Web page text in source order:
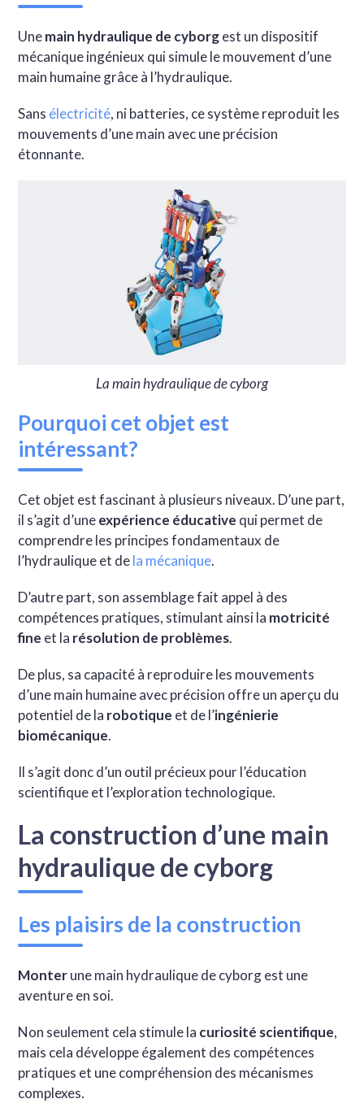
Unemain hydraulique de cyborgest un dispositif
mécanique ingénieux qui simule le mouvement d’une
main humaine grâce à l’hydraulique.
Sans électricité, ni batteries, ce système reproduit les
mouvements d’une main avec une précision
étonnante.
La main hydraulique de cyborg
Pourquoi cet objet est
intéressant?
Cet objet est fascinant à plusieurs niveaux. D’une part,
il s’agit d’uneexpérience éducative qui permet de
comprendre les principes fondamentaux de
l’hydraulique et dela mécanique.
D’autre part, son assemblage fait appel à des
compétences pratiques, stimulant ainsi la motricité
fine et la résolution de problèmes.
De plus, sa capacité à reproduire les mouvements
d’une main humaine avec précision offre un aperçu du
potentiel de la robotique et de l’ingénierie
biomécanique.
Il s’agit donc d’un outil précieux pour l’éducation
scientifique et l’exploration technologique.
La construction d’une main
hydraulique de cyborg
Les plaisirs de la construction
Monterune main hydraulique de cyborg est une
aventure en soi.
Non seulement cela stimule la curiosité scientifique,
mais cela développe également des compétences
pratiques et une compréhension des mécanismes
complexes.